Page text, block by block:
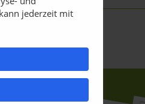
jederzeit mit